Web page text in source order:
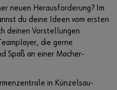
neuen Herausforderung? Im
du deine Ideen vom ersten
deinen Vorstellungen
die gerne
Spaß an einer Macher-
in Künzelsau-